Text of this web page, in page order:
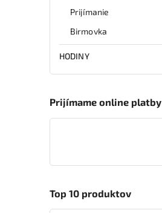
Prijímanie
Birmovka
HODINY
Prijímame online platby
Top 10 produktov